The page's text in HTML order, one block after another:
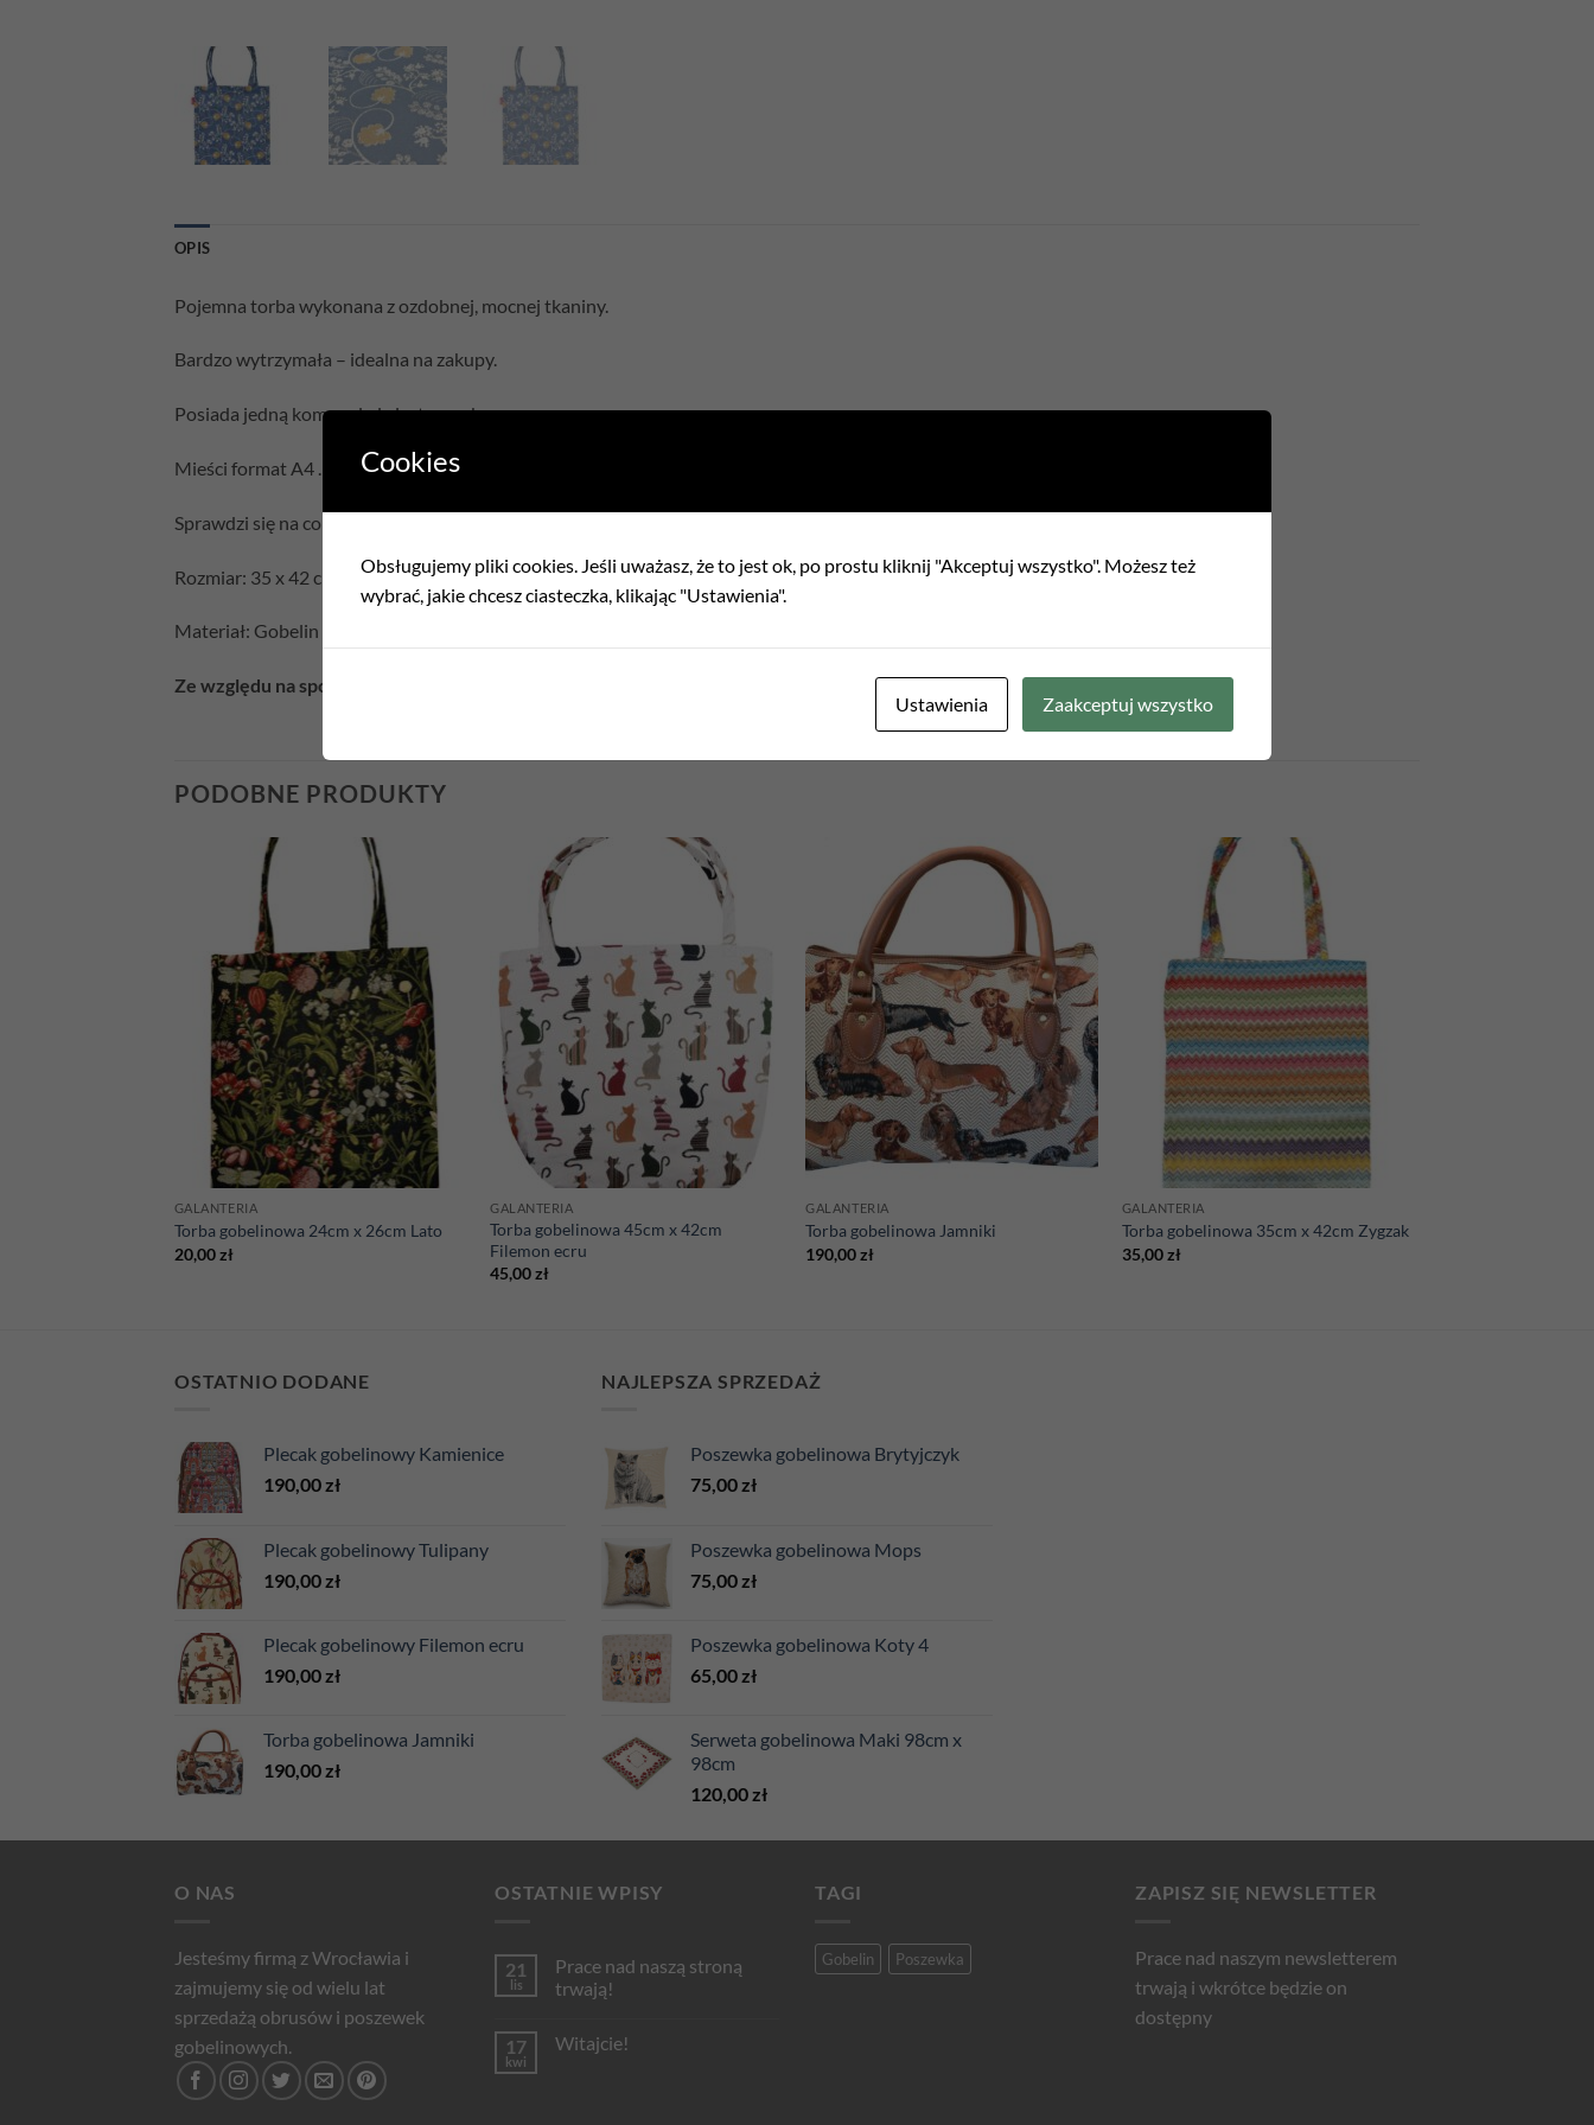
OPIS
Pojemna torba wykonana z ozdobnej, mocnej tkaniny.
Bardzo wytrzymała – idealna na zakupy.
Posiada jedną komorę i nie jest zamykana.
Mieści format A4 .
Sprawdzi się na co dzień.
Rozmiar: 35 x 42 cm (+/- 5cm) + uszy (około 13 cm- 25 cm)
Materiał: Gobelin / 100% Poliester
Ze względu na sposób produkcji każda torba będzie miała trochę inny układ wzoru, nie będzie identyczna jak na zdjęciach.
PODOBNE PRODUKTY
GALANTERIA
Torba gobelinowa 24cm x 26cm Lato
20,00zł
Add to
GALANTERIA
Torba gobelinowa 45cm x 42cm
Filemon ecru
45,00zł
Add to
wishlist
GALANTERIA
Torba gobelinowa Jamniki
190,00zł
GALANTERIA
Torba gobelinowa 35cm x 42cm Zygzak
35,00zł
OSTATNIO DODANE
Plecak gobelinowy Kamienice
190,00 zł
Plecak gobelinowy Tulipany
190,00 zł
Plecak gobelinowy Filemon ecru
190,00 zł
Torba gobelinowa Jamniki
190,00 zł
NAJLEPSZA SPRZEDAŻ
Poszewka gobelinowa Brytyjczyk
75,00 zł
Poszewka gobelinowa Mops
75,00 zł
Poszewka gobelinowa Koty 4
65,00 zł
Serweta gobelinowa Maki 98cm x
98cm
120,00 zł
O NAS
Jesteśmy firmą z Wrocławia i
zajmujemy się od wielu lat
sprzedażą obrusów i poszewek
gobelinowych.
OSTATNIE WPISY
21
lis
Prace nad naszą stroną
trwają!
do
17
kwi
Witajcie!
TAGI
Gobelin Poszewka
ZAPISZ SIĘ NEWSLETTER
Prace nad naszym newsletterem
trwają i wkrótce będzie on
dostępny
Cookies
Obsługujemy pliki cookies. Jeśli uważasz, że to jest ok, po prostu kliknij "Akceptuj wszystko". Możesz też
wybrać, jakie chcesz ciasteczka, klikając "Ustawienia".
Ustawienia Zaakceptuj wszystko